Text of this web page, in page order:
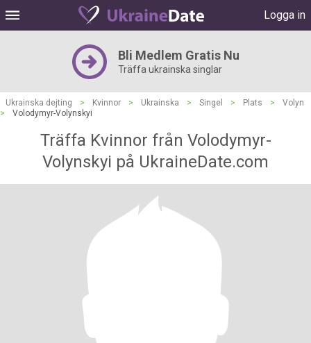
Logga in
Bli Medlem Gratis Nu
Träffa ukrainska singlar
Ukrainska dejting > Kvinnor > Ukrainska > Singel > Plats >
Volyn
>
Volodymyr-Volynskyi
Träffa Kvinnor från Volodymyr-
Volynskyi på UkraineDate.com